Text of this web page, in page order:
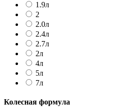
1.9л
2
2.0л
2.4л
2.7л
2л
4л
5л
7л
Колесная формула